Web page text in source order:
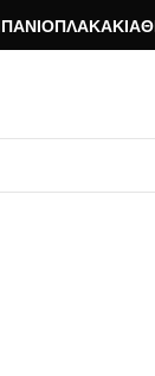
ΠΛΑΚΆΚΙΑ